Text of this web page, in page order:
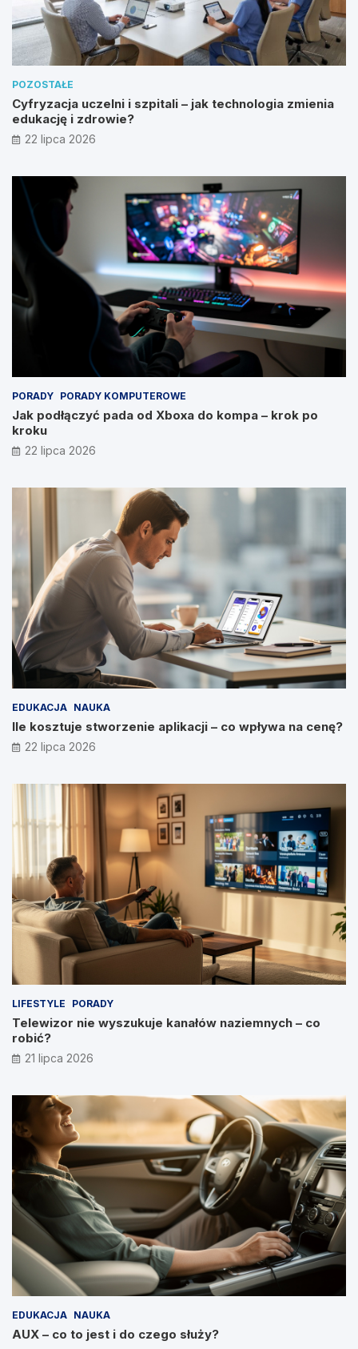
POZOSTAŁE
Cyfryzacja uczelni i szpitali – jak technologia zmienia
edukację i zdrowie?
22 lipca 2026
PORADY PORADY KOMPUTEROWE
Jak podłączyć pada od Xboxa do kompa – krok po
kroku
22 lipca 2026
EDUKACJA NAUKA
Ile kosztuje stworzenie aplikacji – co wpływa na cenę?
22 lipca 2026
LIFESTYLE PORADY
Telewizor nie wyszukuje kanałów naziemnych – co
robić?
21 lipca 2026
EDUKACJA NAUKA
AUX – co to jest i do czego służy?